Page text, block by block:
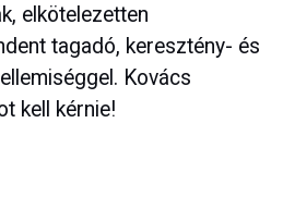
elkötelezetten
tagadó, keresztény- és
Kovács
kell kérnie!